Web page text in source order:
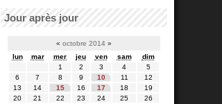
Jour après jour
« octobre 2014 »
lun
mar mer jeu ven sam
dim
1
2 3 4
5
6
7 8 9 10 11
12
13
14 15 16 17 18
19
20
21 22 23 24 25
26